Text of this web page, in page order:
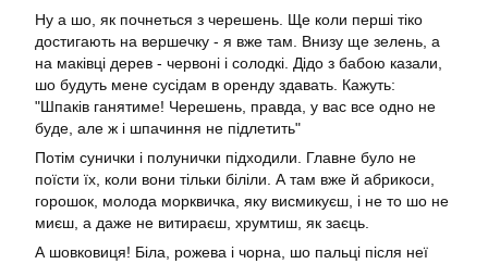
Ну а шо, як почнеться з черешень. Ще коли перші тіко
достигають на вершечку - я вже там. Внизу ще зелень, а
на маківці дерев - червоні і солодкі. Дідо з бабою казали,
шо будуть мене сусідам в оренду здавать. Кажуть:
"Шпаків ганятиме! Черешень, правда, у вас все одно не
буде, але ж і шпачиння не підлетить"
Потім сунички і полунички підходили. Главне було не
поїсти їх, коли вони тільки біліли. А там вже й абрикоси,
горошок, молода морквичка, яку висмикуєш, і не то шо не
миєш, а даже не витираєш, хрумтиш, як заєць.
А шовковиця! Біла, рожева і чорна, шо пальці після неї